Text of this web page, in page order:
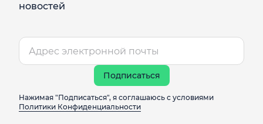
новостей
Подписаться
Нажимая "Подписаться", я соглашаюсь с условиями
Политики Конфиденциальности